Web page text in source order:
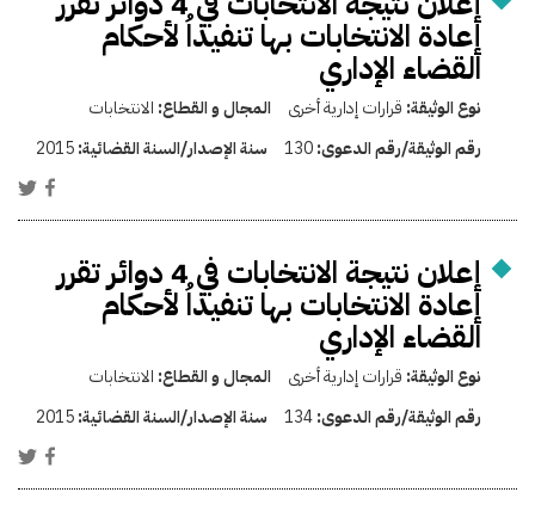
إعادة الانتخابات بها تنفيذاُ لأحكام
القضاء الإداري
نوع الوثيقة: قرارات إدارية أخرى المجال و القطاع: الانتخابات
رقم الوثيقة/رقم الدعوى:130 سنة الإصدار/السنة القضائية:2015
إعلان نتيجة الانتخابات في 4 دوائر تقرر
إعادة الانتخابات بها تنفيذاُ لأحكام
القضاء الإداري
نوع الوثيقة: قرارات إدارية أخرى المجال و القطاع: الانتخابات
رقم الوثيقة/رقم الدعوى:134 سنة الإصدار/السنة القضائية:2015